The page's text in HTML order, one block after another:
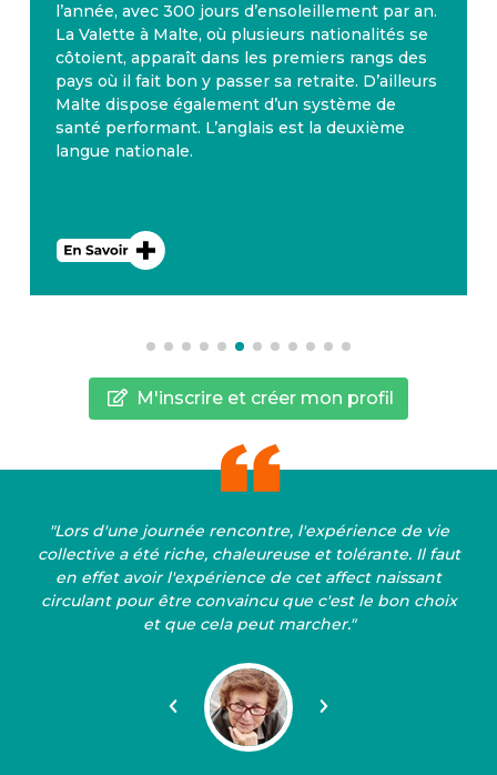
l’année, avec 300 jours d’ensoleillement par an.
La Valette à Malte, où plusieurs nationalités se
côtoient, apparaît dans les premiers rangs des
pays où il fait bon y passer sa retraite. D’ailleurs
Malte dispose également d’un système de
santé performant. L’anglais est la deuxième
langue nationale.
M'inscrire et créer mon profil
"Lors d'une journée rencontre, l'expérience de vie
collective a été riche, chaleureuse et tolérante. Il faut
en effet avoir l'expérience de cet affect naissant
circulant pour être convaincu que c'est le bon choix
et que cela peut marcher."
Précédent Suivant